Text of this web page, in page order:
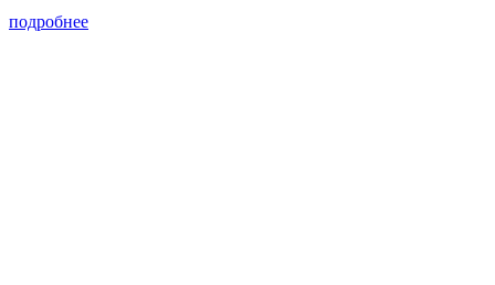
подробнее